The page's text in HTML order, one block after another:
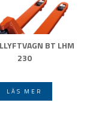
BT LHM
230
LÄS MER